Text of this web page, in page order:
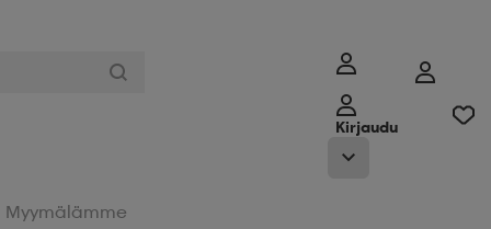
Kirjaudu
Myymälämme